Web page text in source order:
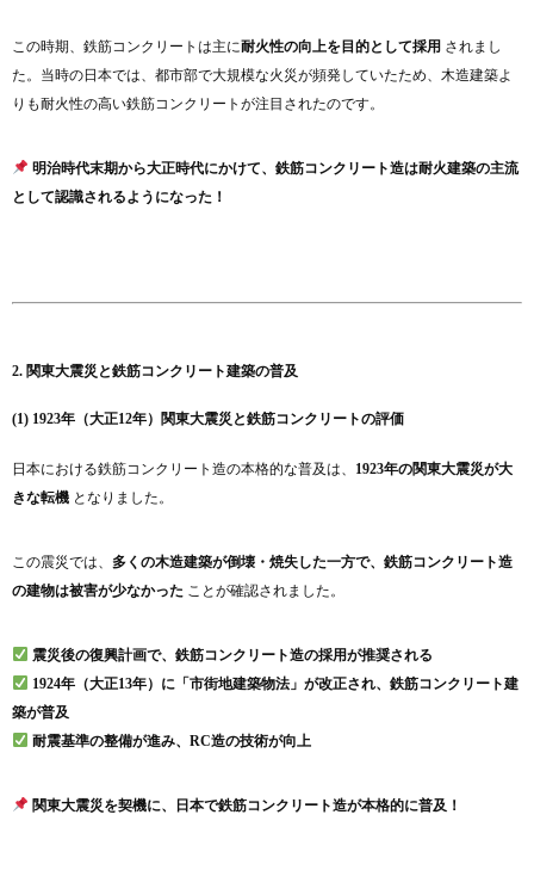
この時期、鉄筋コンクリートは主に耐火性の向上を目的として採用 されまし
た。当時の日本では、都市部で大規模な火災が頻発していたため、木造建築よ
りも耐火性の高い鉄筋コンクリートが注目されたのです。
明治時代末期から大正時代にかけて、鉄筋コンクリート造は耐火建築の主流
として認識されるようになった！
2. 関東大震災と鉄筋コンクリート建築の普及
(1) 1923年（大正12年）関東大震災と鉄筋コンクリートの評価
日本における鉄筋コンクリート造の本格的な普及は、 1923年の関東大震災が大
きな転機 となりました。
この震災では、 多くの木造建築が倒壊・焼失した一方で、鉄筋コンクリート造
の建物は被害が少なかった ことが確認されました。
震災後の復興計画で、鉄筋コンクリート造の採用が推奨される
1924年（大正13年）に「市街地建築物法」が改正され、鉄筋コンクリート建
築が普及
耐震基準の整備が進み、RC造の技術が向上
関東大震災を契機に、日本で鉄筋コンクリート造が本格的に普及！